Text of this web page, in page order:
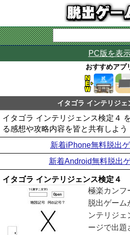
PC版を表
おすすめアプ
イタゴラ インテリジェ
イタゴラ インテリジェンス検定４
る感想や攻略内容を皆と共有しよう
新着iPhone無料脱出
新着Android無料脱出
イタゴラ インテリジェンス検定４
極楽カンフ
脱出ゲーム
ンテリジェ
ージで出題